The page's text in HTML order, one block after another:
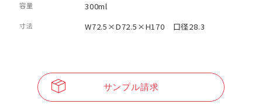
容量 300ml
寸法 W72.5×D72.5×H170 口径28.3
サンプル請求